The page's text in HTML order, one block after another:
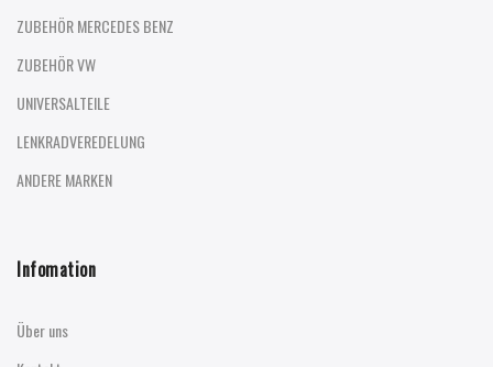
ZUBEHÖR MERCEDES BENZ
ZUBEHÖR VW
UNIVERSALTEILE
LENKRADVEREDELUNG
ANDERE MARKEN
Infomation
Über uns